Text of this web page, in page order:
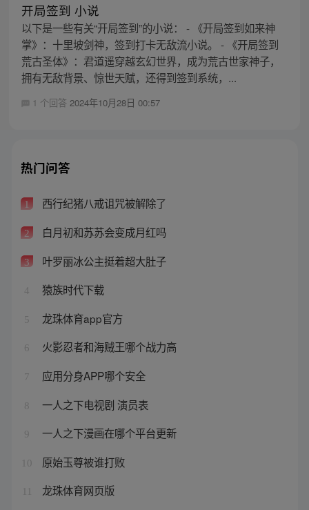
开局签到 小说
以下是一些有关“开局签到”的小说： - 《开局签到如来神
掌》：十里坡剑神，签到打卡无敌流小说。 - 《开局签到
荒古圣体》：君道遥穿越玄幻世界，成为荒古世家神子，
拥有无敌背景、惊世天赋，还得到签到系统，...
1 个回答 2024年10月28日 00:57
热门问答
1 西行纪猪八戒诅咒被解除了
2 白月初和苏苏会变成月红吗
3 叶罗丽冰公主挺着超大肚子
4 猿族时代下载
5 龙珠体育app官方
6 火影忍者和海贼王哪个战力高
7 应用分身APP哪个安全
8 一人之下电视剧 演员表
9 一人之下漫画在哪个平台更新
10 原始玉尊被谁打败
龙珠体育网页版